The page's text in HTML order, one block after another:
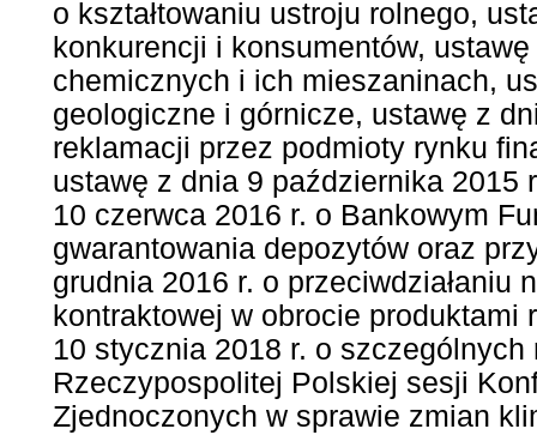
o kształtowaniu ustroju rolnego,
konkurencji i konsumentów,
chemicznych i ich mieszaninach,
geologiczne i górnicze, ustawę z
reklamacji przez podmioty rynku
ustawę z dnia 9 października 2015
10 czerwca 2016 r. o Bankowym
gwarantowania depozytów oraz
grudnia 2016 r. o przeciwdziałaniu
kontraktowej w obrocie
10 stycznia 2018 r. o
Rzeczypospolitej Polskiej sesji
Zjednoczonych w sprawie zmian